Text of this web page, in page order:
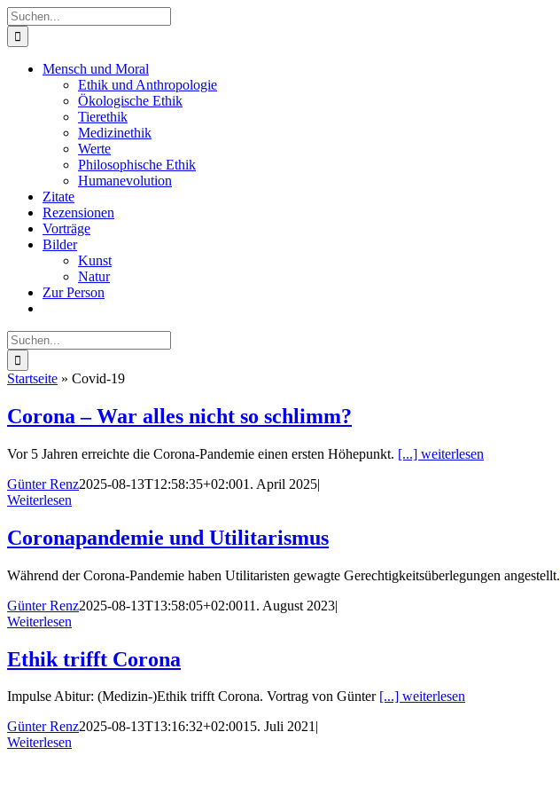
Zum
Inhalt
springen
Suche
nach:
Mensch und Moral
Ethik und Anthropologie
Ökologische Ethik
Tierethik
Medizinethik
Werte
Philosophische Ethik
Humanevolution
Zitate
Rezensionen
Vorträge
Bilder
Kunst
Natur
Zur Person
Suche
nach:
Startseite » Covid-19
Corona – War alles nicht so schlimm?
Vor 5 Jahren erreichte die Corona-Pandemie einen ersten Höhepunkt. [...] weiterlesen
Günter Renz2025-08-13T12:58:35+02:001. April 2025|
Weiterlesen
Coronapandemie und Utilitarismus
Während der Corona-Pandemie haben Utilitaristen gewagte Gerechtigkeitsüberlegungen angestellt.
Günter Renz2025-08-13T13:58:05+02:0011. August 2023|
Weiterlesen
Ethik trifft Corona
Impulse Abitur: (Medizin-)Ethik trifft Corona. Vortrag von Günter [...] weiterlesen
Günter Renz2025-08-13T13:16:32+02:0015. Juli 2021|
Weiterlesen